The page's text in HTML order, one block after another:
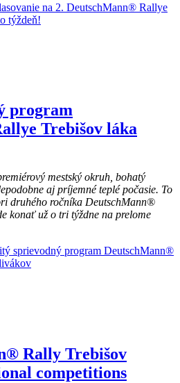
na 2. DeutschMann® Rallye
týždeň!
program
Trebišov láka
mestský okruh, bohatý
aj príjemné teplé počasie. To
druhého ročníka DeutschMann®
konať už o tri týždne na prelome
sprievodný program DeutschMann®
Rally Trebišov
competitions